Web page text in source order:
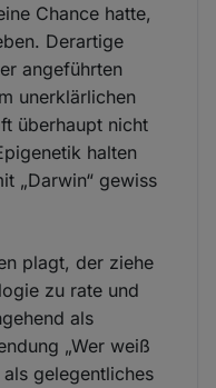
Chance hatte,
Derartige
angeführten
unerklärlichen
überhaupt nicht
halten
„Darwin“ gewiss
plagt, der ziehe
zu rate und
als
„Wer weiß
gelegentliches